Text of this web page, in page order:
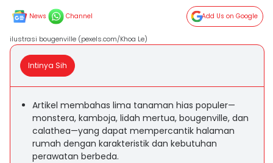
News Channel Add Us on Google
ilustrasi bougenville (pexels.com/Khoa Le)
Intinya Sih
Artikel membahas lima tanaman hias populer—
monstera, kamboja, lidah mertua, bougenville, dan
calathea—yang dapat mempercantik halaman
rumah dengan karakteristik dan kebutuhan
perawatan berbeda.